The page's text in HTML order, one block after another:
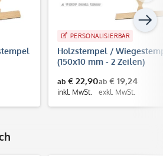
PERSONALISIERBAR
Holzstempel /
(150x10 mm - 2 Zeilen)
ab € 22,90
inkl. MwSt.
ab € 19,24
exkl. MwSt.